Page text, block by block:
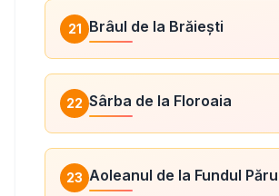
21 Brâul de la Brăiești
22 Sârba de la Floroaia
23 Aoleanul de la Fundul